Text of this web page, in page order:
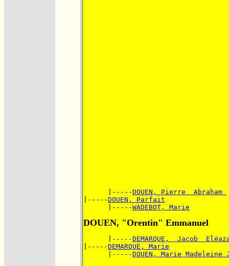
      |-----
DOUEN, Pierre  Abraham
|-----DOUEN, Parfait
      |-----
WADEBOT, Marie
DOUEN, "Orentin" Emmanuel
      |-----
DEMARQUE,  Jacob
|-----DEMARQUE, Marie
      |-----
DOUEN, Marie